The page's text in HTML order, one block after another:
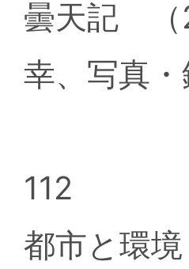
曇天記 （
幸、写真
112
都市と環